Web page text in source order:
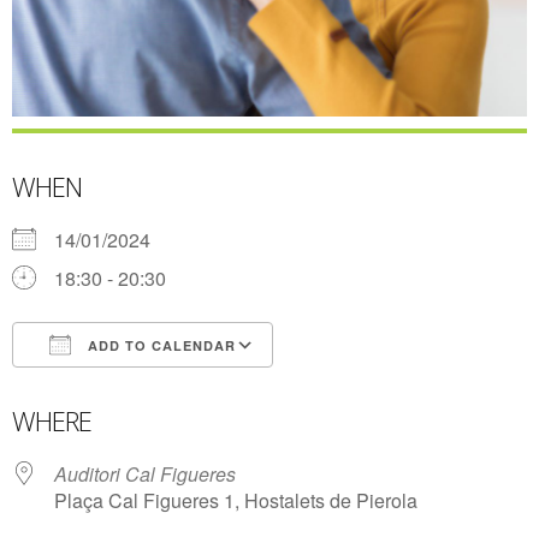
WHEN
14/01/2024
18:30 - 20:30
ADD TO CALENDAR
WHERE
Auditori Cal Figueres
Plaça Cal Figueres 1, Hostalets de Pierola